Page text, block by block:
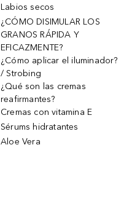
Labios secos
¿CÓMO DISIMULAR LOS
GRANOS RÁPIDA Y
EFICAZMENTE?
¿Cómo aplicar el iluminador?
/ Strobing
¿Qué son las cremas
reafirmantes?
Cremas con vitamina E
Sérums hidratantes
Aloe Vera